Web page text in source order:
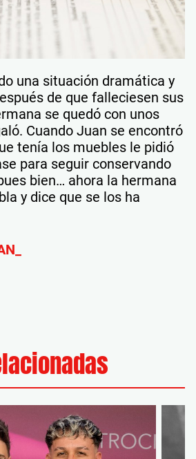
una situación dramática y
de que falleciesen sus
se quedó con unos
Cuando Juan se encontró
tenía los muebles le pidió
para seguir conservando
bien… ahora la hermana
y dice que se los ha